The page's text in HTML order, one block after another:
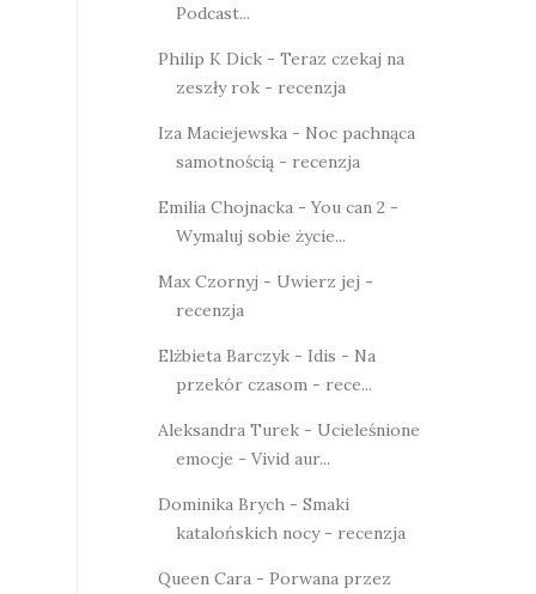
Podcast...
Philip K Dick - Teraz czekaj na
zeszły rok - recenzja
Iza Maciejewska - Noc pachnąca
samotnością - recenzja
Emilia Chojnacka - You can 2 -
Wymaluj sobie życie...
Max Czornyj - Uwierz jej -
recenzja
Elżbieta Barczyk - Idis - Na
przekór czasom - rece...
Aleksandra Turek - Ucieleśnione
emocje - Vivid aur...
Dominika Brych - Smaki
katalońskich nocy - recenzja
Queen Cara - Porwana przez